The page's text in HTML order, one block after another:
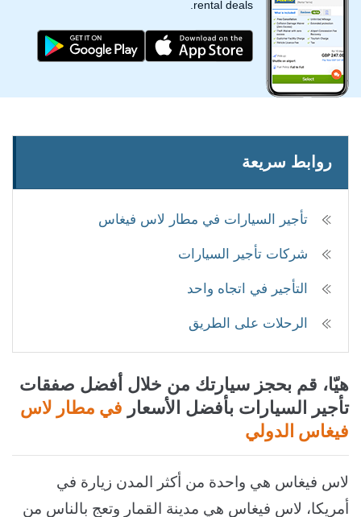
rental deals.
روابط سريعة
تأجير السيارات في مطار لاس فيغاس
شركات تأجير السيارات
التأجير في اتجاه واحد
الرحلات على الطريق
هيّا، قم بحجز سيارتك من خلال أفضل صفقات
تأجير السيارات بأفضل الأسعار في مطار لاس
فيغاس الدولي
لاس فيغاس هي واحدة من أكثر المدن زيارة في
أمريكا، لاس فيغاس هي مدينة القمار وتعج بالناس من